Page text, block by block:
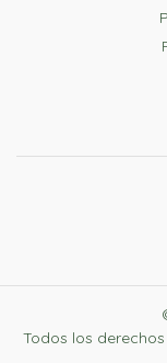
Todos los